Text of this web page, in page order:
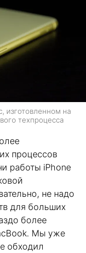
изготовленном на
техпроцесса
процессов
работы iPhone
не надо
для больших
более
Мы уже
обходил